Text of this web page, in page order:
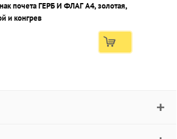
почета ГЕРБ И ФЛАГ А4, золотая,
и конгрев